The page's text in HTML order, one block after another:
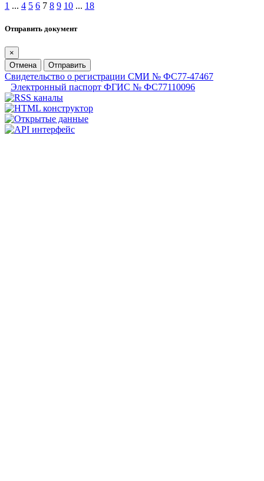
1 ... 4 5 6 7 8 9 10 ... 18
Отправить документ
×
Отмена
Отправить
Свидетельство о регистрации СМИ № ФС77-47467
Электронный паспорт ФГИС № ФС77110096